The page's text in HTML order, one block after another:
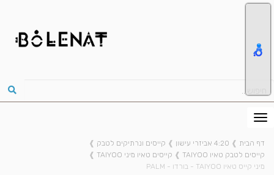
דף הבית ❱ 4:20 אביזרי עישון ❱ קייסים ונרתיקים לטבק ❱
קייסים לטבק טאיו TAIYOO
❱ קייסים טאיו מיני TAIYOO
❱
מיני קייס טאיו TAIYOO - בורדו - PALM